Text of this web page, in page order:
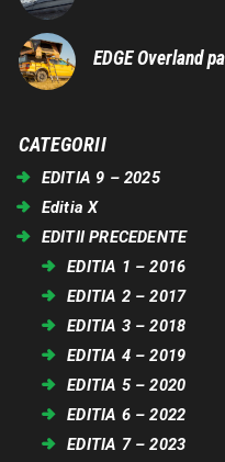
EDGE Overland
CATEGORII
EDITIA 9 – 2025
Editia X
EDITII PRECEDENTE
EDITIA 1 – 2016
EDITIA 2 – 2017
EDITIA 3 – 2018
EDITIA 4 – 2019
EDITIA 5 – 2020
EDITIA 6 – 2022
EDITIA 7 – 2023